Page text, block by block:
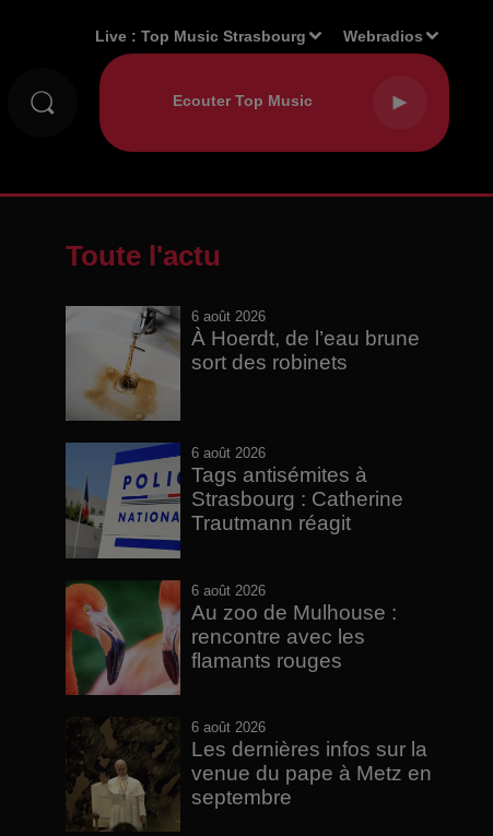
Live :Top Music Strasbourg Webradios
Toute l'actu
6 août 2026
À Hoerdt, de l’eau brune
sort des robinets
6 août 2026
Tags antisémites à
Strasbourg : Catherine
Trautmann réagit
6 août 2026
Au zoo de Mulhouse :
rencontre avec les
flamants rouges
6 août 2026
Les dernières infos sur la
venue du pape à Metz en
septembre